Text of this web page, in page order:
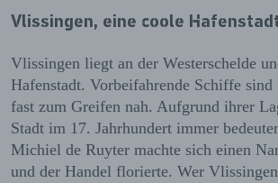
Vlissingen, eine coole
Vlissingen liegt an der Westerschelde
Hafenstadt. Vorbeifahrende Schiffe
fast zum Greifen nah. Aufgrund ihrer
Stadt im 17. Jahrhundert immer
Michiel de Ruyter machte sich einen
und der Handel florierte. Wer